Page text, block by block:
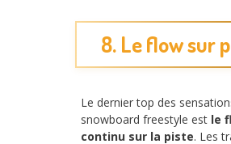
8. Le flow sur
Le dernier top des
snowboard freestyle est le
continu sur la piste. Les